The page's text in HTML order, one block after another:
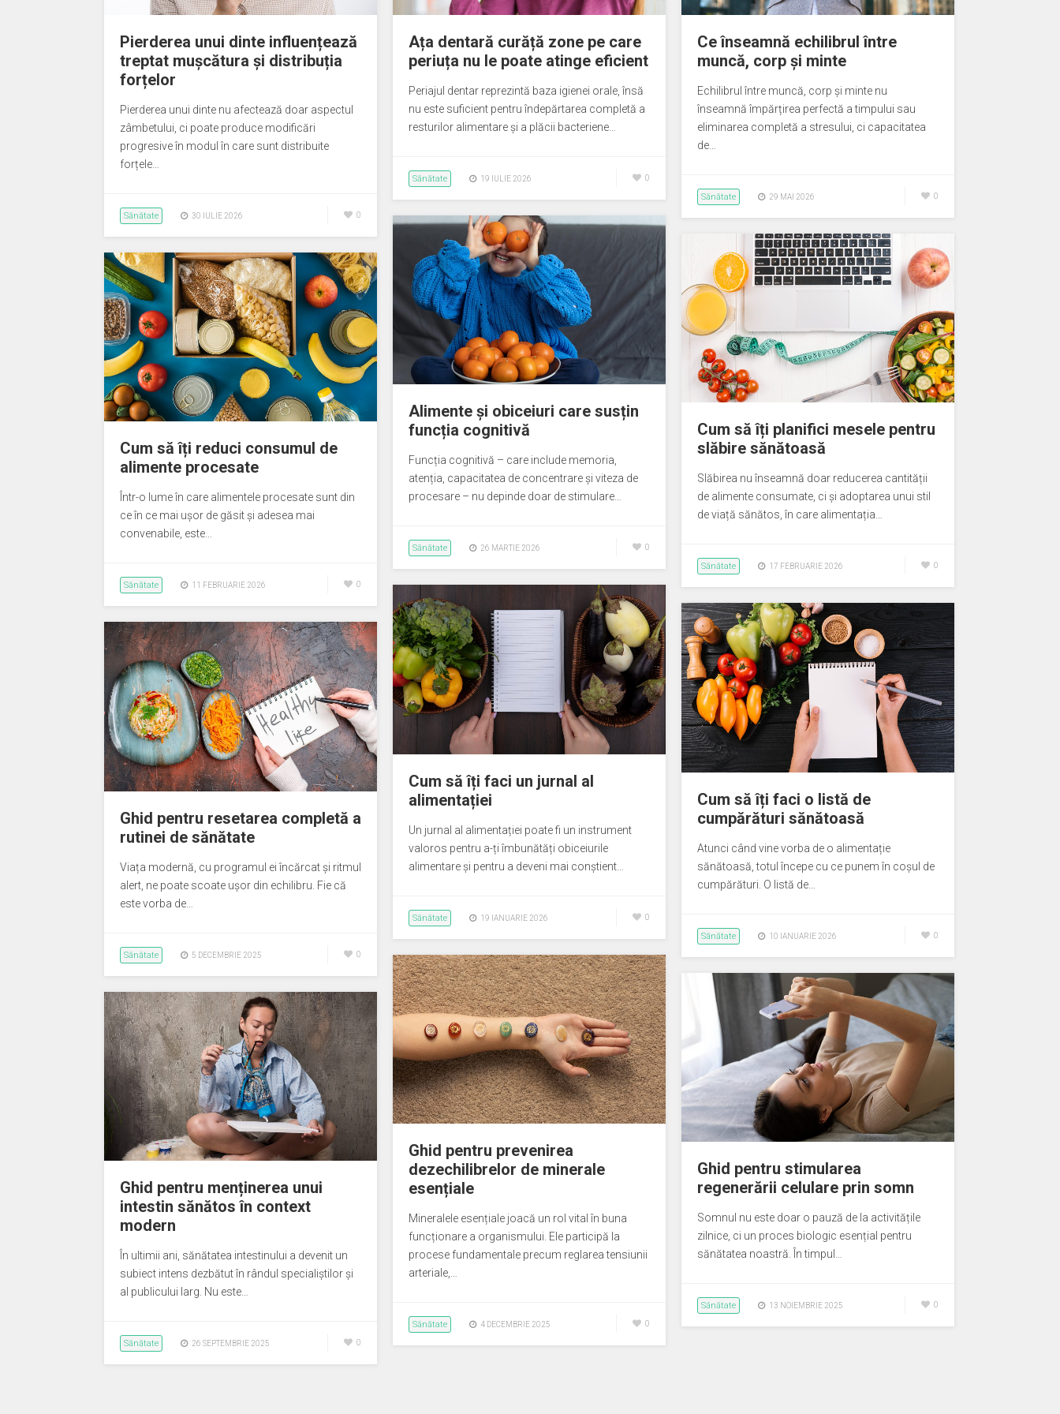
Pierderea unui dinte influențează
treptat mușcătura și distribuția
forțelor
Pierderea unui dinte nu afectează doar aspectul
zâmbetului, ci poate produce modificări
progresive în modul în care sunt distribuite
forțele…
Sănătate 30 IULIE 2026 0
Ața dentară curăță zone pe care
periuța nu le poate atinge eficient
Periajul dentar reprezintă baza igienei orale, însă
nu este suficient pentru îndepărtarea completă a
resturilor alimentare și a plăcii bacteriene…
Sănătate 19 IULIE 2026 0
Ce înseamnă echilibrul între
muncă, corp și minte
Echilibrul între muncă, corp și minte nu
înseamnă împărțirea perfectă a timpului sau
eliminarea completă a stresului, ci capacitatea
de…
Sănătate 29 MAI 2026 0
Alimente și obiceiuri care susțin
funcția cognitivă
Funcția cognitivă – care include memoria,
atenția, capacitatea de concentrare și viteza de
procesare – nu depinde doar de stimulare…
Sănătate 26 MARTIE 2026 0
Cum să îți planifici mesele pentru
slăbire sănătoasă
Slăbirea nu înseamnă doar reducerea cantității
de alimente consumate, ci și adoptarea unui stil
de viață sănătos, în care alimentația…
Sănătate 17 FEBRUARIE 2026 0
Cum să îți reduci consumul de
alimente procesate
Într-o lume în care alimentele procesate sunt din
ce în ce mai ușor de găsit și adesea mai
convenabile, este…
Sănătate 11 FEBRUARIE 2026 0
Cum să îți faci un jurnal al
alimentației
Un jurnal al alimentației poate fi un instrument
valoros pentru a-ți îmbunătăți obiceiurile
alimentare și pentru a deveni mai conștient…
Sănătate 19 IANUARIE 2026 0
Cum să îți faci o listă de
cumpărături sănătoasă
Atunci când vine vorba de o alimentație
sănătoasă, totul începe cu ce punem în coșul de
cumpărături. O listă de…
Sănătate 10 IANUARIE 2026 0
Ghid pentru resetarea completă a
rutinei de sănătate
Viața modernă, cu programul ei încărcat și ritmul
alert, ne poate scoate ușor din echilibru. Fie că
este vorba de…
Sănătate 5 DECEMBRIE 2025 0
Ghid pentru prevenirea
dezechilibrelor de minerale
esențiale
Mineralele esențiale joacă un rol vital în buna
funcționare a organismului. Ele participă la
procese fundamentale precum reglarea tensiunii
arteriale,…
Sănătate 4 DECEMBRIE 2025 0
Ghid pentru stimularea
regenerării celulare prin somn
Somnul nu este doar o pauză de la activitățile
zilnice, ci un proces biologic esențial pentru
sănătatea noastră. În timpul…
Sănătate 13 NOIEMBRIE 2025 0
Ghid pentru menținerea unui
intestin sănătos în context
modern
În ultimii ani, sănătatea intestinului a devenit un
subiect intens dezbătut în rândul specialiștilor și
al publicului larg. Nu este…
Sănătate 26 SEPTEMBRIE 2025 0